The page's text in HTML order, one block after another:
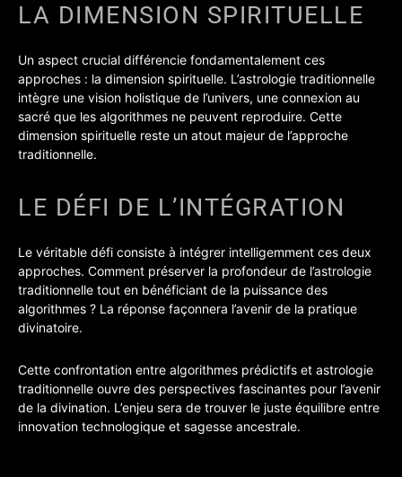
LA DIMENSION SPIRITUELLE
Un aspect crucial différencie fondamentalement ces
approches : la dimension spirituelle. L’astrologie traditionnelle
intègre une vision holistique de l’univers, une connexion au
sacré que les algorithmes ne peuvent reproduire. Cette
dimension spirituelle reste un atout majeur de l’approche
traditionnelle.
LE DÉFI DE L’INTÉGRATION
Le véritable défi consiste à intégrer intelligemment ces deux
approches. Comment préserver la profondeur de l’astrologie
traditionnelle tout en bénéficiant de la puissance des
algorithmes ? La réponse façonnera l’avenir de la pratique
divinatoire.
Cette confrontation entre algorithmes prédictifs et astrologie
traditionnelle ouvre des perspectives fascinantes pour l’avenir
de la divination. L’enjeu sera de trouver le juste équilibre entre
innovation technologique et sagesse ancestrale.